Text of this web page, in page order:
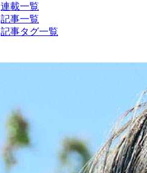
連載一覧
記事一覧
記事タグ一覧